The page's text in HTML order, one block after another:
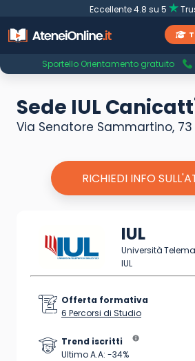
Eccellente 4.8 su 5
Sportello Orientamento gratuito
Sede IUL
Via Senatore Sammartino, 73
RICHIEDI INFO
IUL
Università
IUL
Offerta formativa
6 Percorsi di Studio
Trend iscritti
Ultimo A.A: -34%